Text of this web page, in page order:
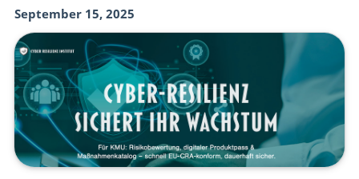
September 15, 2025